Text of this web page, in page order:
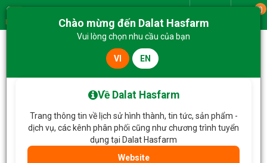
Menu
0
Hoa Chậu thiết kế
Chào mừng đến Dalat Hasfarm
Vui lòng chọn nhu cầu của bạn
VI EN
Về Dalat Hasfarm
Trang thông tin về lịch sử hình thành, tin tức, sản phẩm -
dịch vụ, các kênh phân phối cũng như chương trình tuyển
dụng tại Dalat Hasfarm
Website